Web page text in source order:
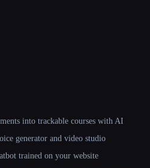
into trackable courses with AI
generator and video studio
trained on your website